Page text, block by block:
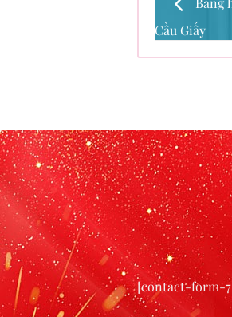
Cầu Giấy
[contact-form-7